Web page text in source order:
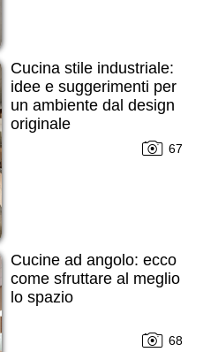
Cucina stile industriale:
idee e suggerimenti per
un ambiente dal design
originale
67
Cucine ad angolo: ecco
come sfruttare al meglio
lo spazio
68